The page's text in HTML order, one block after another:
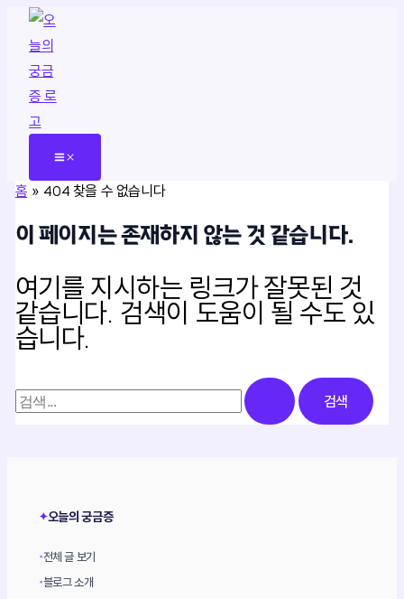
기홈 404 찾을 수 없습니다
이 페이지는 존재하지 않는 것 같습니다.
여기를 지시하는 링크가 잘못된 것
같습니다. 검색이 도움이 될 수도 있
습니다.
검
색
✦오늘의 궁금증
•전체 글 보기
•블로그 소개